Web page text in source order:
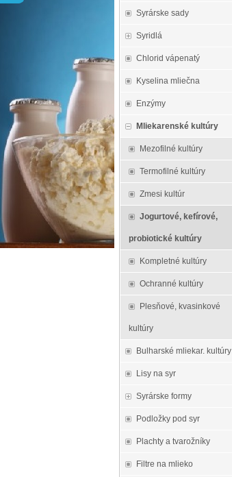
Syrárske sady
Syridlá
Chlorid vápenatý
Kyselina mliečna
Enzýmy
Mliekarenské kultúry
Mezofilné kultúry
Termofilné kultúry
Zmesi kultúr
Jogurtové, kefírové,
probiotické kultúry
Kompletné kultúry
Ochranné kultúry
Plesňové, kvasinkové
kultúry
Bulharské mliekar. kultúry
Lisy na syr
Syrárske formy
Podložky pod syr
Plachty a tvarožníky
Filtre na mlieko